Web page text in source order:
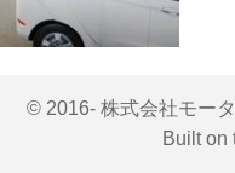
© 2016- 株式会社モー
Built on